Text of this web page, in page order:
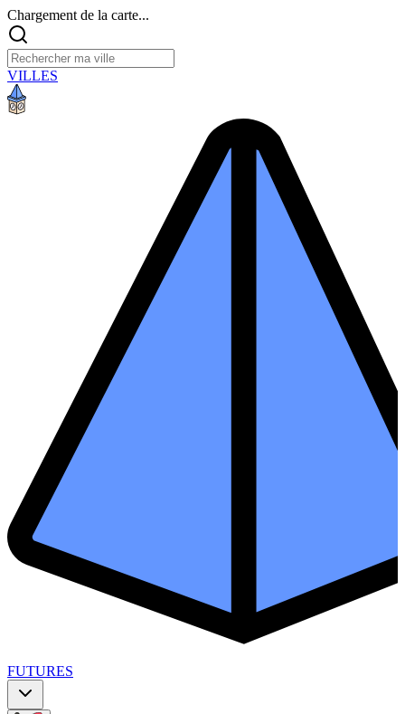
Chargement de la carte...
VILLES
FUTURES